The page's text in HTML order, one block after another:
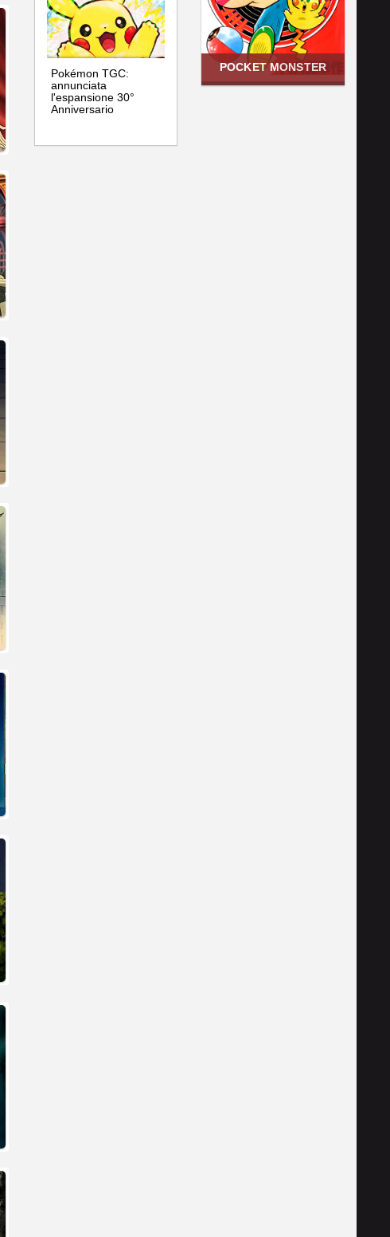
Pokémon TGC:
annunciata
l'espansione 30°
Anniversario
POCKET MONSTER